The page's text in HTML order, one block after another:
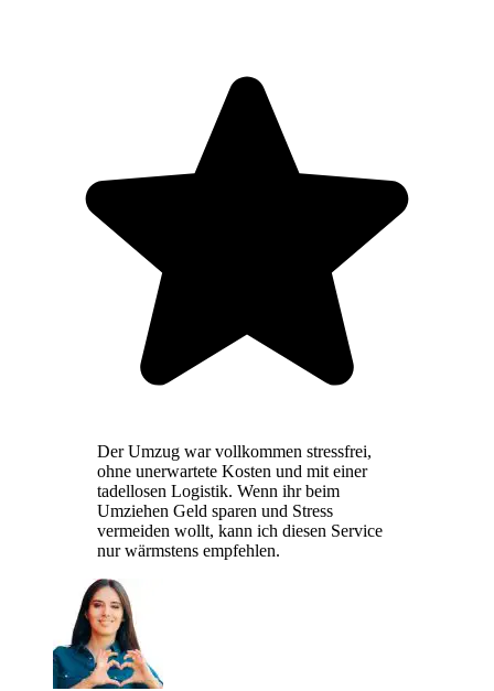
Der Umzug war vollkommen stressfrei,
ohne unerwartete Kosten und mit einer
tadellosen Logistik. Wenn ihr beim
Umziehen Geld sparen und Stress
vermeiden wollt, kann ich diesen Service
nur wärmstens empfehlen.